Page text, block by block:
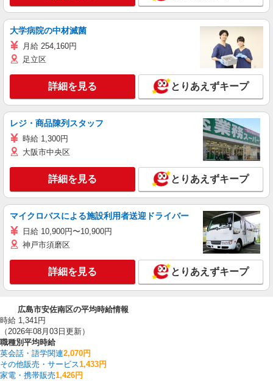
大学病院の中材滅菌
月給 254,160円
足立区
詳細を見る とりあえずキープ
レジ・商品陳列スタッフ
時給 1,300円
大阪市中央区
詳細を見る とりあえずキープ
マイクロバスによる施設利用者送迎ドライバー
日給 10,900円〜10,900円
神戸市須磨区
詳細を見る とりあえずキープ
広島市安佐南区の平均時給情報
時給 1,341円
（2026年08月03日更新）
職種別平均時給
英会話・語学関連2,070円
その他販売・サービス1,433円
家電・携帯販売1,426円